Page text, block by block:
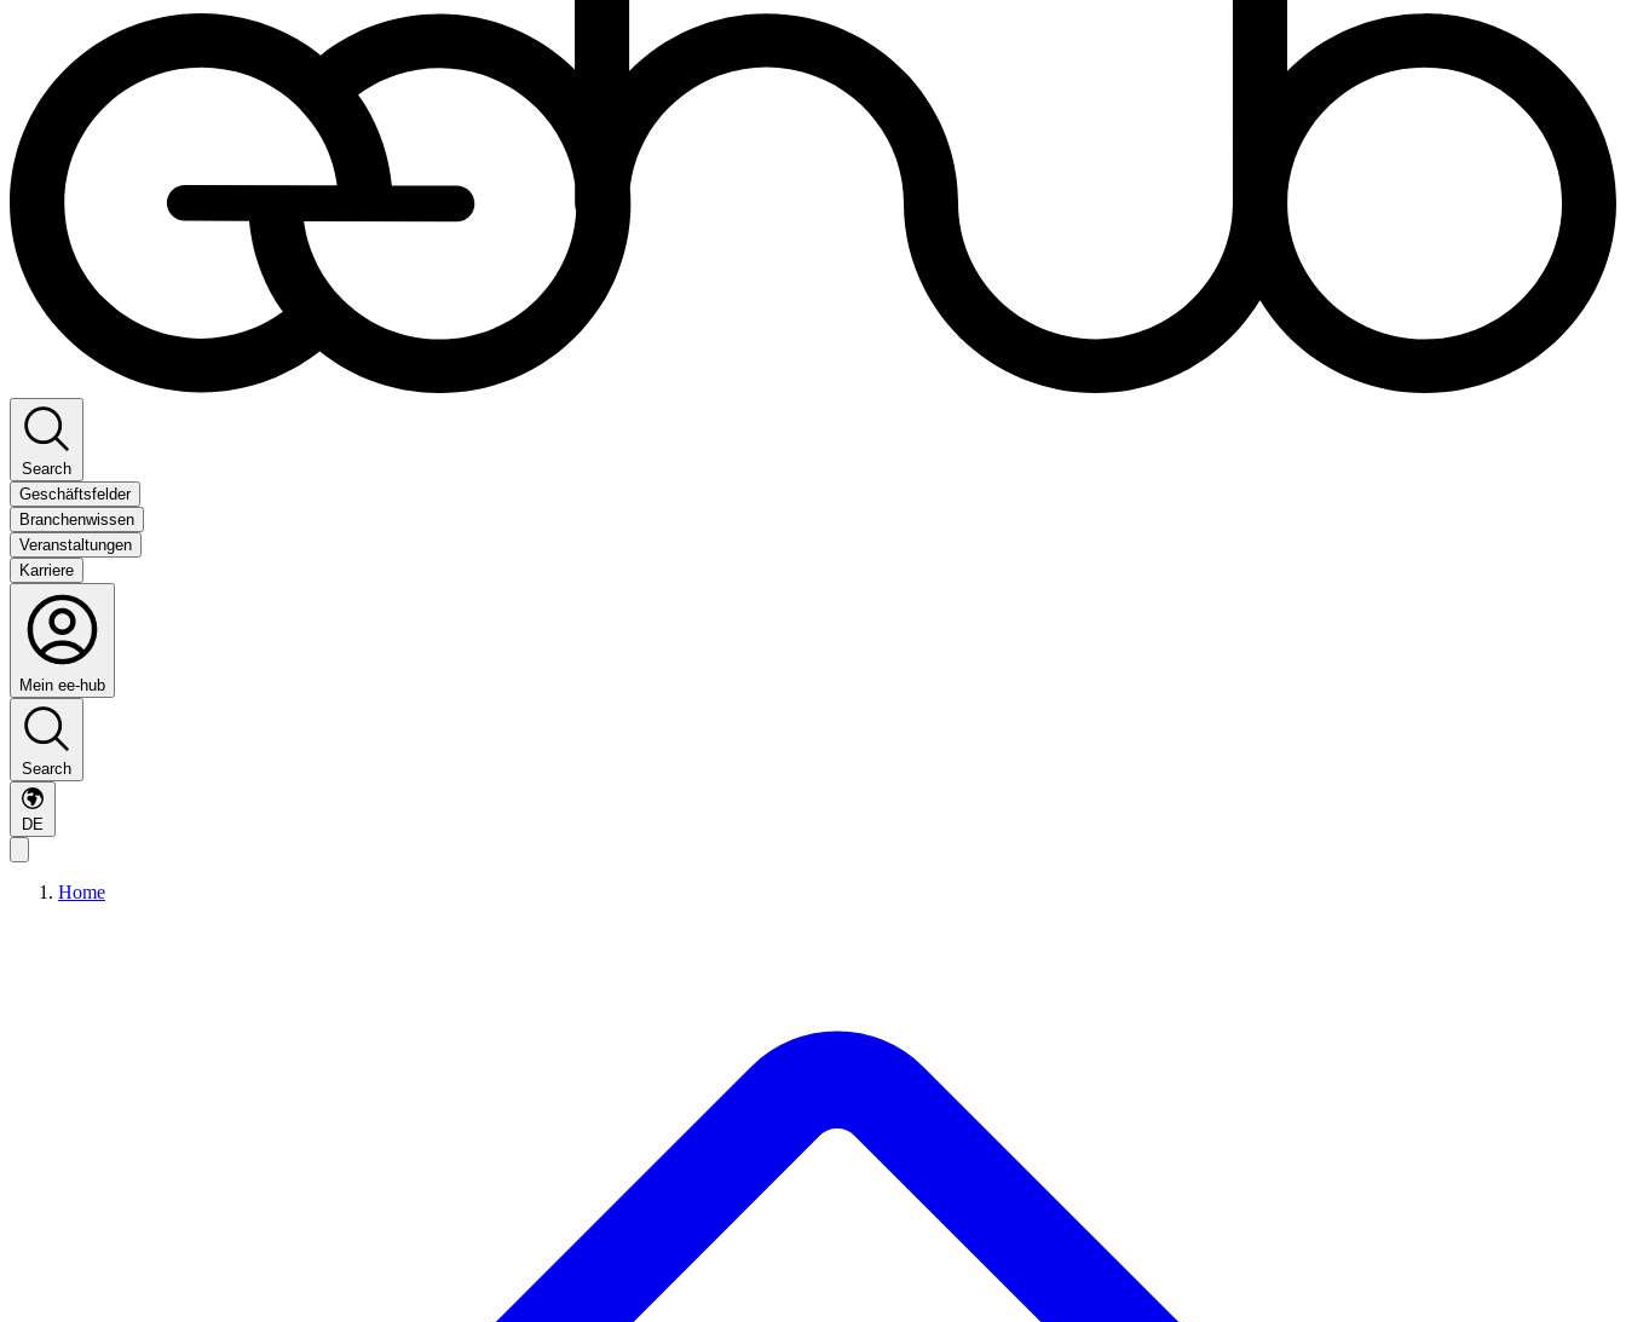
Search
Geschäftsfelder
Branchenwissen
Veranstaltungen
Karriere
Mein ee-hub
Search
DE
Home